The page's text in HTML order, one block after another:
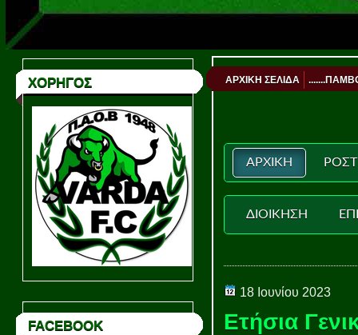
ΧΟΡΗΓΟΣ
FACEBOOK
ΑΡΧΙΚΗ ΣΕΛΙΔΑ
ΑΡΧΙΚΗ
ΔΙΟΙΚΗΣΗ
18 Ιουνίου 2023
Ετήσια